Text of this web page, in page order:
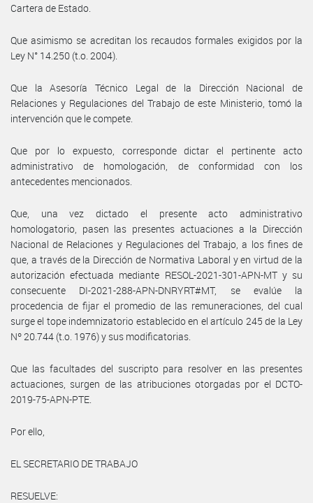
Cartera de Estado.
Que asimismo se acreditan los recaudos formales exigidos por la
Ley N° 14.250 (t.o. 2004).
Que la Asesoría Técnico Legal de la Dirección Nacional de
Relaciones y Regulaciones del Trabajo de este Ministerio, tomó la
intervención que le compete.
Que por lo expuesto, corresponde dictar el pertinente acto
administrativo de homologación, de conformidad con los
antecedentes mencionados.
Que, una vez dictado el presente acto administrativo
homologatorio, pasen las presentes actuaciones a la Dirección
Nacional de Relaciones y Regulaciones del Trabajo, a los fines de
que, a través de la Dirección de Normativa Laboral y en virtud de la
autorización efectuada mediante RESOL-2021-301-APN-MT y su
consecuente DI-2021-288-APN-DNRYRT#MT, se evalúe la
procedencia de fijar el promedio de las remuneraciones, del cual
surge el tope indemnizatorio establecido en el artículo 245 de la Ley
Nº 20.744 (t.o. 1976) y sus modificatorias.
Que las facultades del suscripto para resolver en las presentes
actuaciones, surgen de las atribuciones otorgadas por el DCTO-
2019-75-APN-PTE.
Por ello,
EL SECRETARIO DE TRABAJO
RESUELVE: